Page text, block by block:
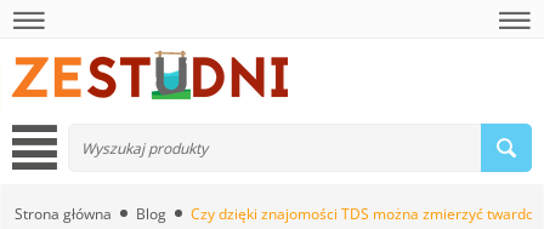
Strona główna Blog Czy dzięki znajomości TDS można zmierzyć